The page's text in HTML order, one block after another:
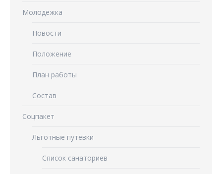
Молодежка
Новости
Положение
План работы
Состав
Соцпакет
Льготные путевки
Список санаториев